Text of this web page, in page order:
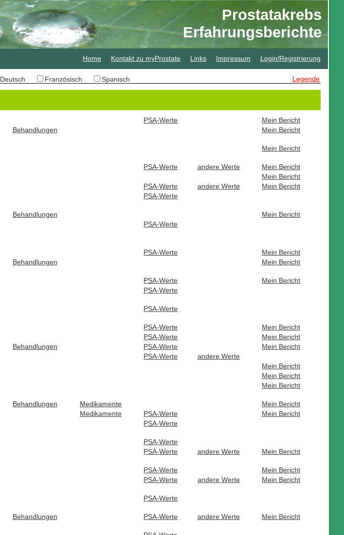
Prostatakrebs
Erfahrungsberichte
Home Kontakt zu myProstate Links Impressum Login/Registrierung
Deutsch Französisch Spanisch Legende
PSA-Werte
Mein Bericht
Behandlungen Mein Bericht
Mein Bericht
PSA-Werte andere Werte
Mein Bericht
Mein Bericht
PSA-Werte andere Werte
Mein Bericht
PSA-Werte
Behandlungen
Mein Bericht
PSA-Werte
PSA-Werte
Mein Bericht
Behandlungen Mein Bericht
PSA-Werte
Mein Bericht
PSA-Werte
PSA-Werte
PSA-Werte
Mein Bericht
PSA-Werte
Mein Bericht
Behandlungen PSA-Werte
Mein Bericht
PSA-Werte
andere Werte
Mein Bericht
Mein Bericht
Mein Bericht
Behandlungen Medikamente
Mein Bericht
Medikamente PSA-Werte
Mein Bericht
PSA-Werte
PSA-Werte
PSA-Werte andere Werte Mein Bericht
PSA-Werte
Mein Bericht
PSA-Werte andere Werte Mein Bericht
PSA-Werte
Behandlungen PSA-Werte andere Werte Mein Bericht